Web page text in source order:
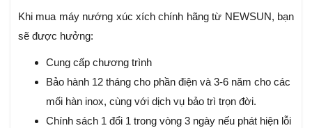
Khi mua máy nướng xúc xích chính hãng từ NEWSUN, bạn
sẽ được hưởng:
Cung cấp chương trình
Bảo hành 12 tháng cho phần điện và 3-6 năm cho các
mối hàn inox, cùng với dịch vụ bảo trì trọn đời.
Chính sách 1 đổi 1 trong vòng 3 ngày nếu phát hiện lỗi